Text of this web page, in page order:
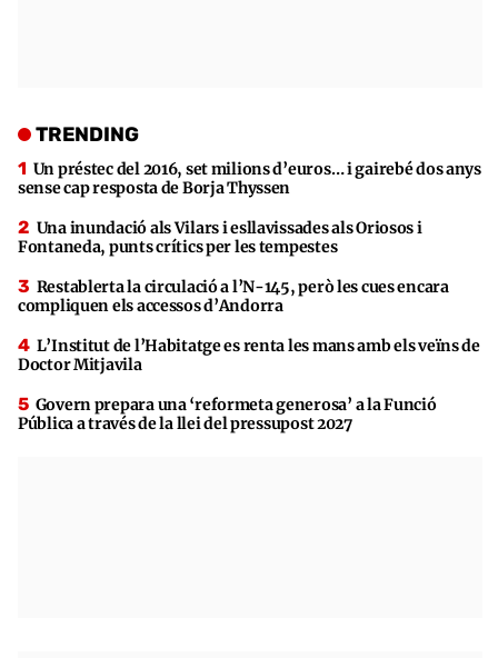
TRENDING
Un préstec del 2016, set milions d’euros… i gairebé dos anys
sense cap resposta de Borja Thyssen
Una inundació als Vilars i esllavissades als Oriosos i
Fontaneda, punts crítics per les tempestes
Restablerta la circulació a l’N-145, però les cues encara
compliquen els accessos d’Andorra
L’Institut de l’Habitatge es renta les mans amb els veïns de
Doctor Mitjavila
Govern prepara una ‘reformeta generosa’ a la Funció
Pública a través de la llei del pressupost 2027